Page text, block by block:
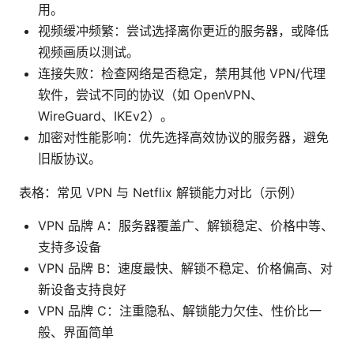
用。
视频缓冲频繁：尝试选择离你更近的服务器，或降低
视频画质以测试。
连接失败：检查网络是否稳定，禁用其他 VPN/代理
软件，尝试不同的协议（如 OpenVPN、
WireGuard、IKEv2）。
加密对性能影响：优先选择高效协议的服务器，避免
旧版协议。
表格：常见 VPN 与 Netflix 解锁能力对比（示例）
VPN 品牌 A：服务器覆盖广、解锁稳定、价格中等、
支持多设备
VPN 品牌 B：速度最快、解锁不稳定、价格偏高、对
新设备支持良好
VPN 品牌 C：注重隐私、解锁能力欠佳、性价比一
般、界面简单